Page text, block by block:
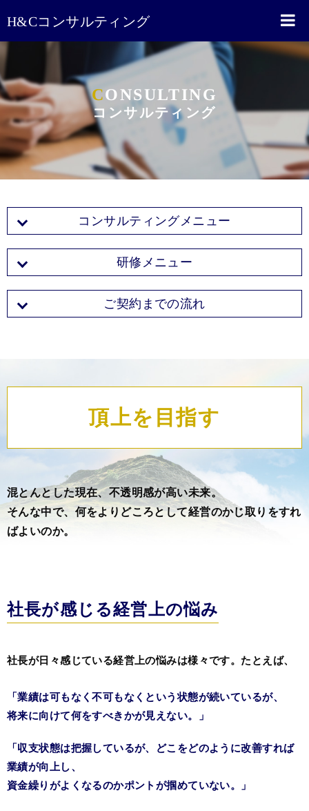
H&Cコンサルティング
CONSULTING
コンサルティング
コンサルティングメニュー
研修メニュー
ご契約までの流れ
頂上を目指す
混とんとした現在、不透明感が高い未来。
そんな中で、何をよりどころとして経営のかじ取りをすれ
ばよいのか。
社長が感じる経営上の悩み
社長が日々感じている経営上の悩みは様々です。たとえば、
「業績は可もなく不可もなくという状態が続いているが、
将来に向けて何をすべきかが見えない。」
「収支状態は把握しているが、どこをどのように改善すれば
業績が向上し、
資金繰りがよくなるのかポントが掴めていない。」